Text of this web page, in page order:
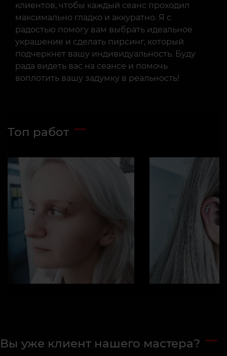
клиентов, чтобы каждый сеанс проходил
максимально гладко и аккуратно. Я с
радостью помогу вам выбрать идеальное
украшение и сделать пирсинг, который
подчеркнет вашу индивидуальность. Буду
рада видеть вас на сеансе и помочь
воплотить вашу задумку в реальность!
Топ работ
Вы уже клиент нашего мастера?